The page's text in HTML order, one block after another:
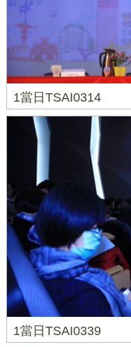
1當日TSAI0314
1當日TSAI0339